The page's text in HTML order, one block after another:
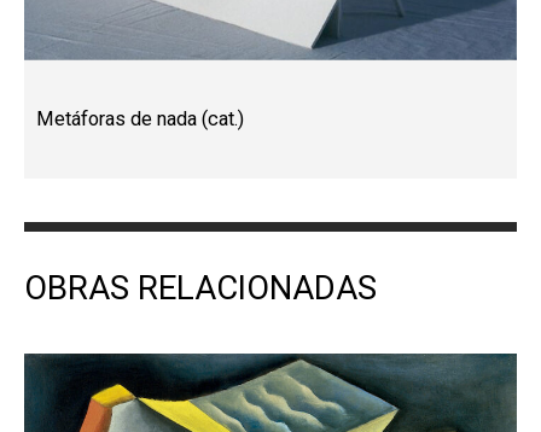
Metáforas de nada (cat.)
OBRAS RELACIONADAS